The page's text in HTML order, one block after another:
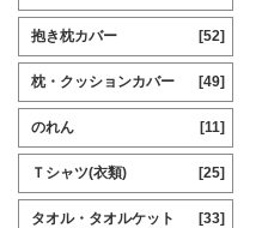
抱き枕カバー [52]
枕・クッションカバー [49]
のれん [11]
Ｔシャツ(衣類) [25]
タオル・タオルケット [33]